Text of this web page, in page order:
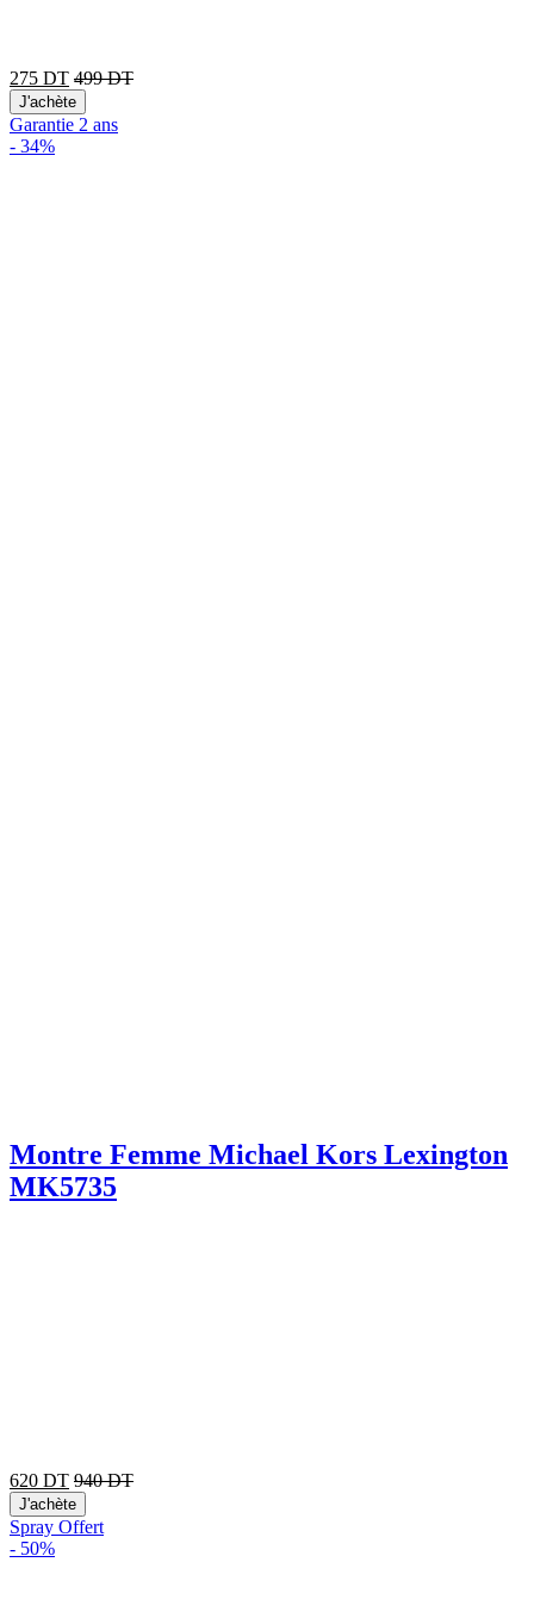
275 DT 499DT
J'achète
Garantie 2 ans
- 34%
Montre Femme Michael Kors Lexington
MK5735
620 DT 940DT
J'achète
Spray Offert
- 50%